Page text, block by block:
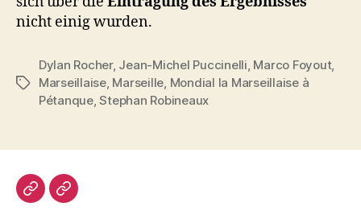
nicht einig wurden.
Schlagwörter
Dylan Rocher, Jean-Michel Puccinelli, Marco Foyout,
Marseillaise, Marseille, Mondial la Marseillaise à
Pétanque,Stephan Robineaux
Impressum/DatSchutz
Beliebte